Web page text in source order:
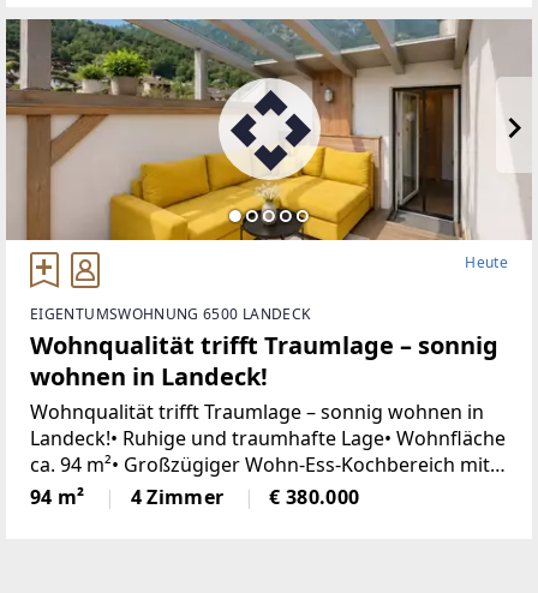
Heute
EIGENTUMSWOHNUNG 6500 LANDECK
Wohnqualität trifft Traumlage – sonnig
wohnen in Landeck!
Wohnqualität trifft Traumlage – sonnig wohnen in
Landeck!• Ruhige und traumhafte Lage• Wohnfläche
ca. 94 m²• Großzügiger Wohn-Ess-Kochbereich mit
direktem Terrassenzugang• Badezimmer mit
Dusche und Badewanne | separates WC• Drei
94 m² 4 Zimmer € 380.000